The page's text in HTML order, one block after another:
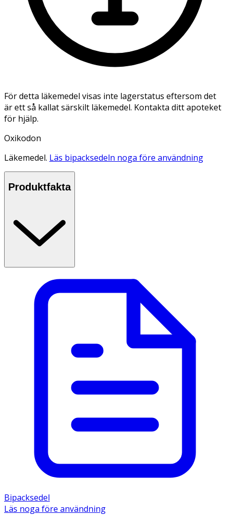
För detta läkemedel visas inte lagerstatus eftersom det
är ett så kallat särskilt läkemedel. Kontakta ditt apoteket
för hjälp.
Oxikodon
Läkemedel. Läs bipacksedeln noga före användning
Produktfakta
Bipacksedel
Läs noga före användning